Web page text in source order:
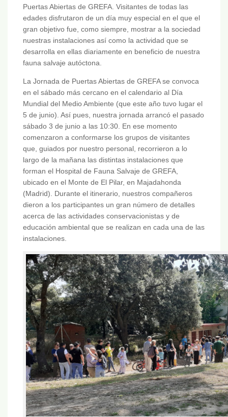
Puertas Abiertas de GREFA. Visitantes de todas las
edades disfrutaron de un día muy especial en el que el
gran objetivo fue, como siempre, mostrar a la sociedad
nuestras instalaciones así como la actividad que se
desarrolla en ellas diariamente en beneficio de nuestra
fauna salvaje autóctona.
La Jornada de Puertas Abiertas de GREFA se convoca
en el sábado más cercano en el calendario al Día
Mundial del Medio Ambiente (que este año tuvo lugar el
5 de junio). Así pues, nuestra jornada arrancó el pasado
sábado 3 de junio a las 10:30. En ese momento
comenzaron a conformarse los grupos de visitantes
que, guiados por nuestro personal, recorrieron a lo
largo de la mañana las distintas instalaciones que
forman el Hospital de Fauna Salvaje de GREFA,
ubicado en el Monte de El Pilar, en Majadahonda
(Madrid). Durante el itinerario, nuestros compañeros
dieron a los participantes un gran número de detalles
acerca de las actividades conservacionistas y de
educación ambiental que se realizan en cada una de las
instalaciones.